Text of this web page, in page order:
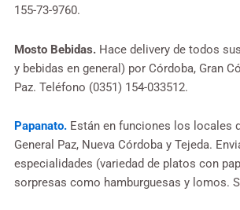
155-73-9760.
Mosto Bebidas. Hace delivery de todos
y bebidas en general) por Córdoba, Gran
Paz. Teléfono (0351) 154-033512.
Papanato. Están en funciones los locales
General Paz, Nueva Córdoba y Tejeda.
especialidades (variedad de platos con
sorpresas como hamburguesas y lomos.